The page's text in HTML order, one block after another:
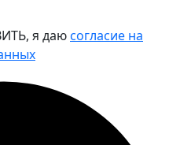
я даюсогласие на